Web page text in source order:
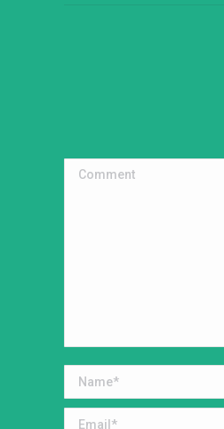
Comment
Name *
Email *